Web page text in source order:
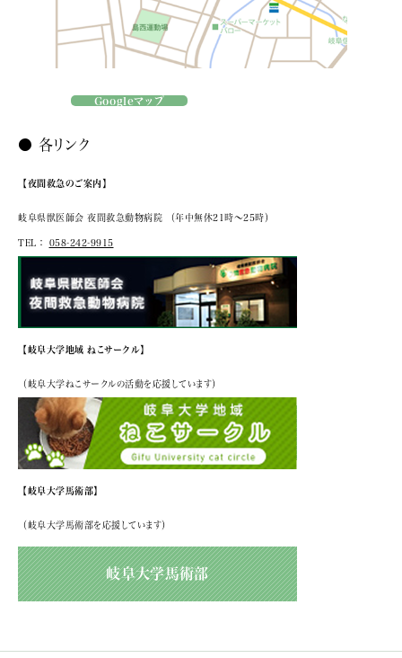
Googleマップ
● 各リンク
【夜間救急のご案内】
岐阜県獣医師会 夜間救急動物病院 （年中無休21時～25時）
TEL： 058-242-9915
【岐阜大学地域 ねこサークル】
（岐阜大学ねこサークルの活動を応援しています）
【岐阜大学馬術部】
（岐阜大学馬術部を応援しています）
岐阜大学馬術部